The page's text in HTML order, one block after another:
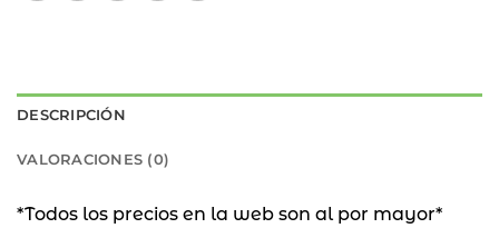
DESCRIPCIÓN
VALORACIONES (0)
*Todos los precios en la web son al por mayor*